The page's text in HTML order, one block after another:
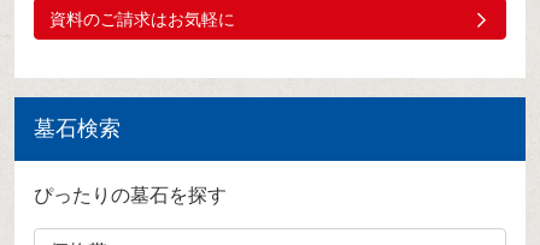
資料のご請求はお気軽に
墓石検索
ぴったりの墓石を探す